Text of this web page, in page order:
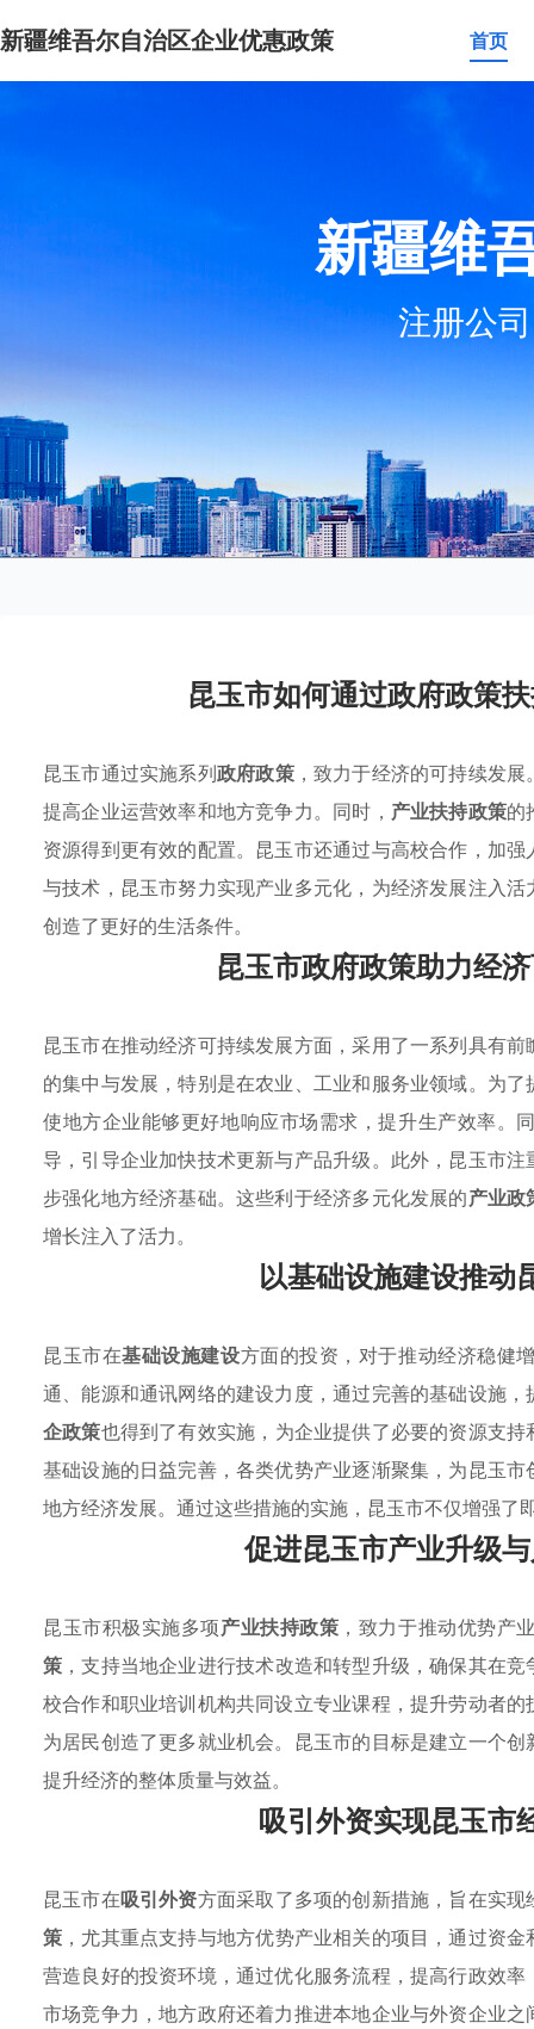
新疆维吾尔自治区企业优惠政策 首页
新疆维
注册公
昆玉市如何通过政府政策
昆玉市通过实施系列政府政策，致力于经济的可持续发
提高企业运营效率和地方竞争力。同时， 产业扶持政策的
资源得到更有效的配置。昆玉市还通过与高校合作，加
与技术，昆玉市努力实现产业多元化，为经济发展注入
创造了更好的生活条件。
昆玉市政府政策助力经
昆玉市在推动经济可持续发展方面，采用了一系列具有
的集中与发展，特别是在农业、工业和服务业领域。为
使地方企业能够更好地响应市场需求，提升生产效率。
导，引导企业加快技术更新与产品升级。此外，昆玉市
步强化地方经济基础。这些利于经济多元化发展的产业政
增长注入了活力。
以基础设施建设推动
昆玉市在基础设施建设方面的投资，对于推动经济稳健
通、能源和通讯网络的建设力度，通过完善的基础设施
企政策也得到了有效实施，为企业提供了必要的资源支
基础设施的日益完善，各类优势产业逐渐聚集，为昆玉
地方经济发展。通过这些措施的实施，昆玉市不仅增强
促进昆玉市产业升级
昆玉市积极实施多项产业扶持政策 ，致力于推动优势产
策 ，支持当地企业进行技术改造和转型升级，确保其在
校合作和职业培训机构共同设立专业课程，提升劳动者
为居民创造了更多就业机会。昆玉市的目标是建立一个
提升经济的整体质量与效益。
吸引外资实现昆玉市
昆玉市在吸引外资方面采取了多项的创新措施，旨在实
策 ，尤其重点支持与地方优势产业相关的项目，通过资
营造良好的投资环境，通过优化服务流程，提高行政效
市场竞争力，地方政府还着力推进本地企业与外资企业